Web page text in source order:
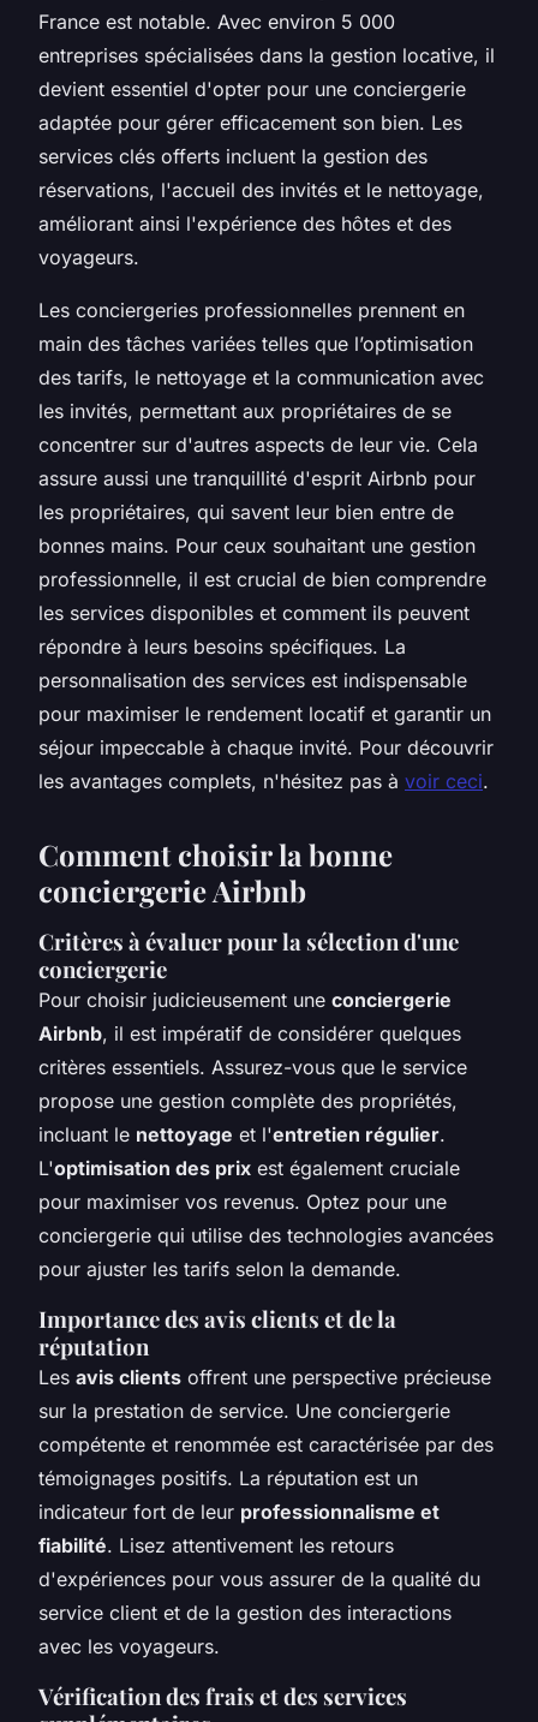
France est notable. Avec environ 5 000
entreprises spécialisées dans la gestion locative, il
devient essentiel d'opter pour une conciergerie
adaptée pour gérer efficacement son bien. Les
services clés offerts incluent la gestion des
réservations, l'accueil des invités et le nettoyage,
améliorant ainsi l'expérience des hôtes et des
voyageurs.
Les conciergeries professionnelles prennent en
main des tâches variées telles que l’optimisation
des tarifs, le nettoyage et la communication avec
les invités, permettant aux propriétaires de se
concentrer sur d'autres aspects de leur vie. Cela
assure aussi une tranquillité d'esprit Airbnb pour
les propriétaires, qui savent leur bien entre de
bonnes mains. Pour ceux souhaitant une gestion
professionnelle, il est crucial de bien comprendre
les services disponibles et comment ils peuvent
répondre à leurs besoins spécifiques. La
personnalisation des services est indispensable
pour maximiser le rendement locatif et garantir un
séjour impeccable à chaque invité. Pour découvrir
les avantages complets, n'hésitez pas à voir ceci.
Comment choisir la bonne
conciergerie Airbnb
Critères à évaluer pour la sélection d'une
conciergerie
Pour choisir judicieusement une conciergerie
Airbnb, il est impératif de considérer quelques
critères essentiels. Assurez-vous que le service
propose une gestion complète des propriétés,
incluant le nettoyage et l'entretien régulier.
L'optimisation des prix est également cruciale
pour maximiser vos revenus. Optez pour une
conciergerie qui utilise des technologies avancées
pour ajuster les tarifs selon la demande.
Importance des avis clients et de la
réputation
Les avis clients offrent une perspective précieuse
sur la prestation de service. Une conciergerie
compétente et renommée est caractérisée par des
témoignages positifs. La réputation est un
indicateur fort de leur professionnalisme et
fiabilité. Lisez attentivement les retours
d'expériences pour vous assurer de la qualité du
service client et de la gestion des interactions
avec les voyageurs.
Vérification des frais et des services